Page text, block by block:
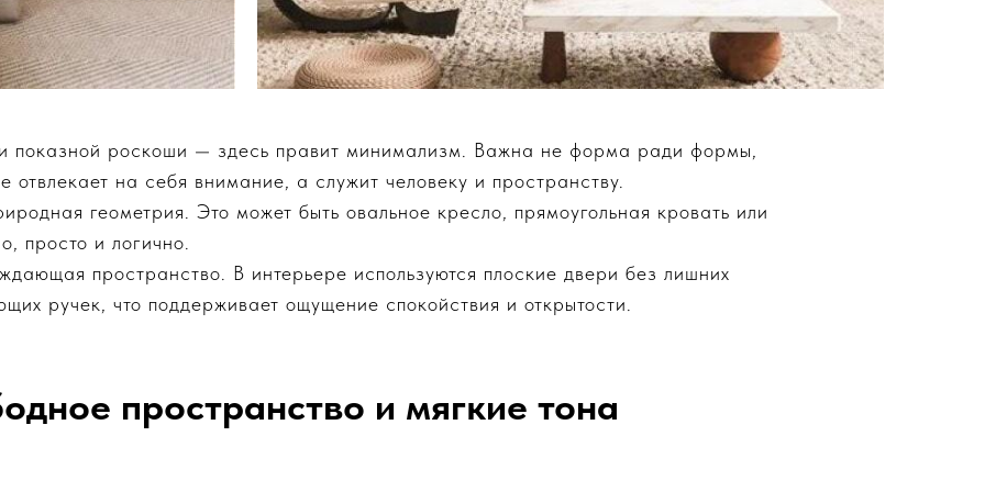
показной роскоши — здесь правит минимализм. Важна не форма ради формы,
на себя внимание, а служит человеку и пространству.
геометрия. Это может быть овальное кресло, прямоугольная кровать или
просто и логично.
пространство. В интерьере используются плоские двери без лишних
ручек, что поддерживает ощущение спокойствия и открытости.
пространство и мягкие тона